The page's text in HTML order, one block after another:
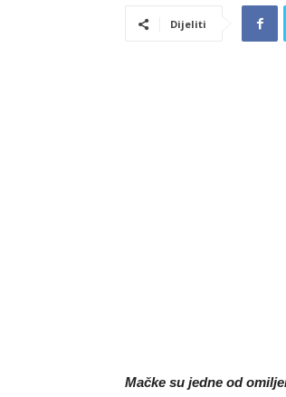
Dijeliti
Mačke su jedne od